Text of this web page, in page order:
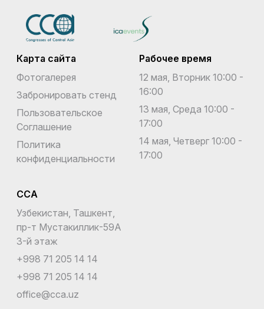
Карта сайта
Фотогалерея
Забронировать стенд
Пользовательское
Соглашение
Политика
конфиденциальности
Рабочее время
12 мая, Вторник 10:00 -
16:00
13 мая, Среда 10:00 -
17:00
14 мая, Четверг 10:00 -
17:00
CCA
Узбекистан, Ташкент,
пр-т Мустакиллик-59A
3-й этаж
+998 71 205 14 14
+998 71 205 14 14
office@cca.uz